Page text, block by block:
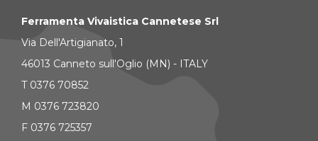
Ferramenta Vivaistica Cannetese Srl
Via Dell'Artigianato, 1
46013 Canneto sull'Oglio (MN) - ITALY
T 0376 70852
M 0376 723820
F 0376 725357